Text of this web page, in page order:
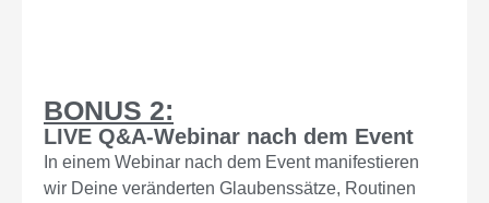
BONUS 2:
LIVE Q&A-Webinar nach dem Event
In einem Webinar nach dem Event manifestieren
wir Deine veränderten Glaubenssätze, Routinen